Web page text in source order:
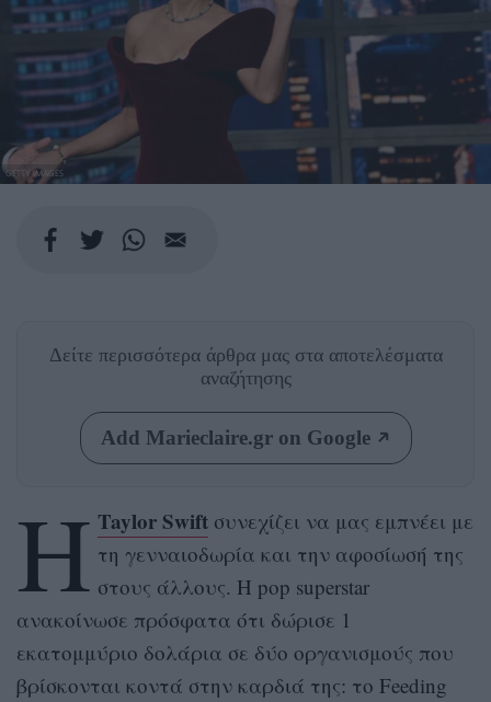
GETTY IMAGES
Δείτε περισσότερα άρθρα μας στα αποτελέσματα
αναζήτησης
Add Marieclaire.gr on Google
Η Taylor Swiftσυνεχίζει να μας εμπνέει με
τη γενναιοδωρία και την αφοσίωσή της
στους άλλους. Η pop superstar
ανακοίνωσε πρόσφατα ότι δώρισε 1
εκατομμύριο δολάρια σε δύο οργανισμούς που
βρίσκονται κοντά στην καρδιά της: το Feeding